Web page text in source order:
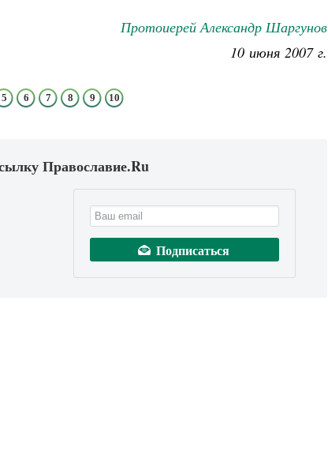
Протоиерей Александр Шаргунов
10 июня 2007 г.
5 6 7 8 9 10
Православие.Ru